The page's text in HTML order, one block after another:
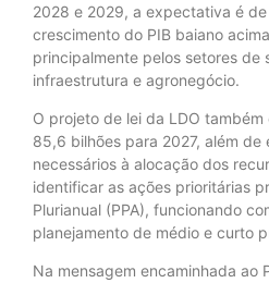
2028 e 2029, a expectativa é
crescimento do PIB baiano
principalmente pelos setores de
infraestrutura e agronegócio.
O projeto de lei da LDO
85,6 bilhões para 2027, além
necessários à alocação dos
identificar as ações prioritárias
Plurianual (PPA), funcionando
planejamento de médio e curto
Na mensagem encaminhada ao